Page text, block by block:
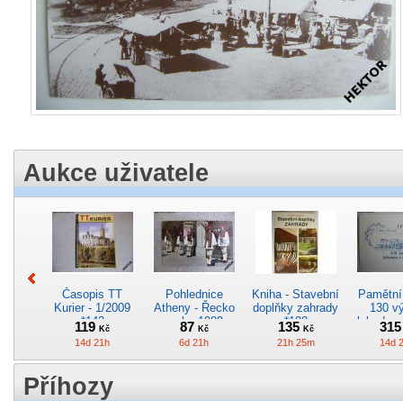
Aukce uživatele
Časopis TT
Kurier - 1/2009
*142
119Kč
14d 21h
Pohlednice
Atheny - Řecko
z roku 1989.
Nová nepoužitá
*5019
87 Kč
6d 21h
Kniha - Stavební
doplňky zahrady
*188
135 Kč
21h 25m
130
14d
Příhozy